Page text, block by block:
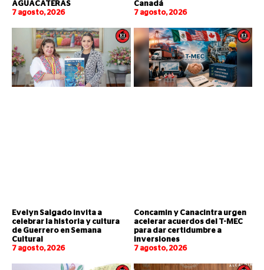
AGUACATERAS
7 agosto, 2026
Canadá
7 agosto, 2026
Evelyn Salgado invita a
celebrar la historia y cultura
de Guerrero en Semana
Cultural
7 agosto, 2026
Concamin y Canacintra urgen
acelerar acuerdos del T-MEC
para dar certidumbre a
inversiones
7 agosto, 2026